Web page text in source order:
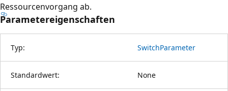
Ressourcenvorgang ab.
Parametereigenschaften
Typ: SwitchParameter
Standardwert: None